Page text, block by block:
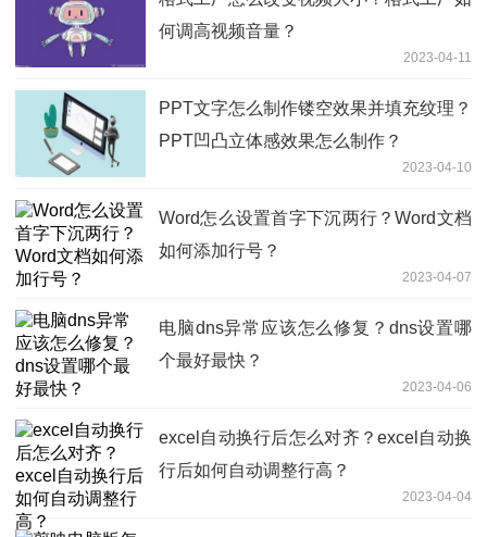
何调高视频音量？
2023-04-11
PPT文字怎么制作镂空效果并填充纹理？
PPT凹凸立体感效果怎么制作？
2023-04-10
Word怎么设置首字下沉两行？Word文档
如何添加行号？
2023-04-07
电脑dns异常应该怎么修复？dns设置哪
个最好最快？
2023-04-06
excel自动换行后怎么对齐？excel自动换
行后如何自动调整行高？
2023-04-04